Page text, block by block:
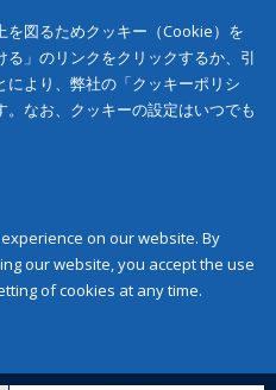
を図るためクッキー（Cookie）を
」のリンクをクリックするか、引
により、弊社の「クッキーポリシ
なお、クッキーの設定はいつでも
on our website. By
our website, you accept the use
of cookies at any time.